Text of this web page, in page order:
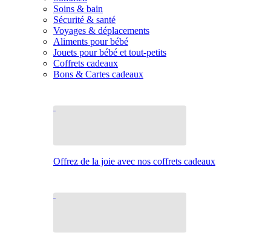
Soins & bain
Sécurité & santé
Voyages & déplacements
Aliments pour bébé
Jouets pour bébé et tout-petits
Coffrets cadeaux
Bons & Cartes cadeaux
Offrez de la joie avec nos coffrets cadeaux